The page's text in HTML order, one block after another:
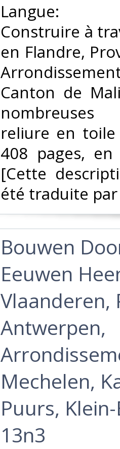
‎Langue:
Construire à
en Flandre,
Canton de
reliure en toile
408 pages,
[Cette
été traduite
‎Bouwen
Eeuwen
Vlaanderen,
Antwerpen,
Mechelen,
Puurs,
13n3‎